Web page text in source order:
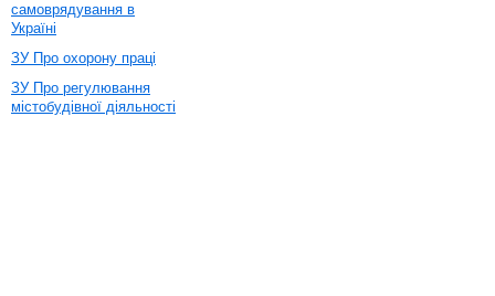
самоврядування в
Україні
ЗУ Про охорону праці
ЗУ Про регулювання
містобудівної діяльності